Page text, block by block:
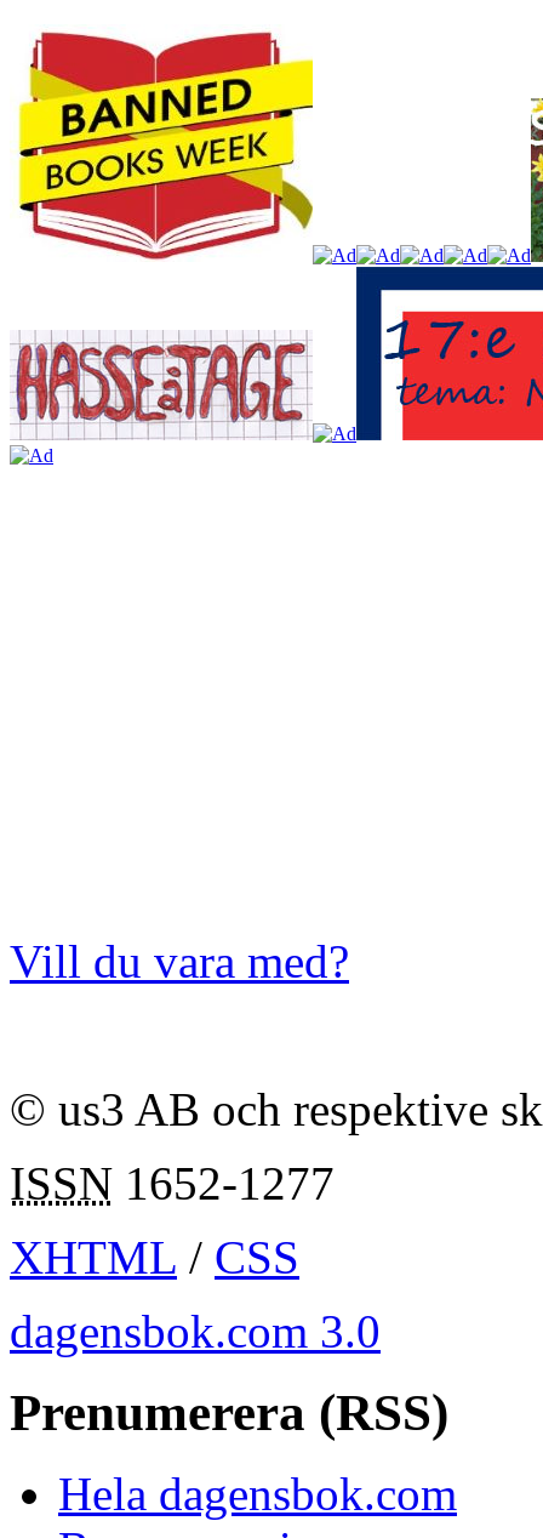
Vill du vara med?
© us3 AB och respektive
ISSN 1652-1277
XHTML / CSS
dagensbok.com 3.0
Prenumerera (RSS)
Hela dagensbok.com